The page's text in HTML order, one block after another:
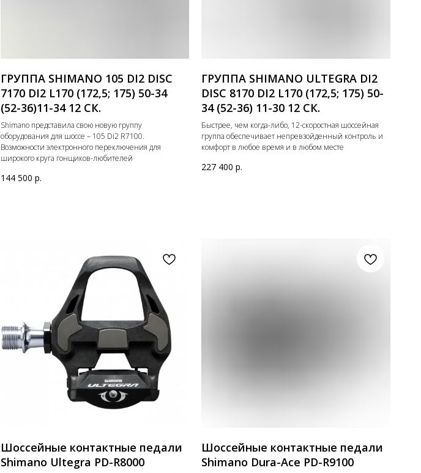
ГРУППА SHIMANO 105 DI2 DISC
7170 DI2 L170 (172,5; 175) 50-34
(52-36)11-34 12 СК.
Shimano представила свою новую группу
оборудования для шоссе – 105 Di2 R7100.
Возможности электронного переключения для
широкого круга гонщиков-любителей
144 500 р.
ГРУППА SHIMANO ULTEGRA DI2
DISC 8170 DI2 L170 (172,5; 175) 50-
34 (52-36) 11-30 12 СК.
Быстрее, чем когда-либо, 12-скоростная шоссейная
группа обеспечивает непревзойденный контроль и
комфорт в любое время и в любом месте
227 400 р.
Шоссейные контактные педали
Shimano Ultegra PD-R8000
Шоссейные контактные педали
Shimano Dura-Ace PD-R9100